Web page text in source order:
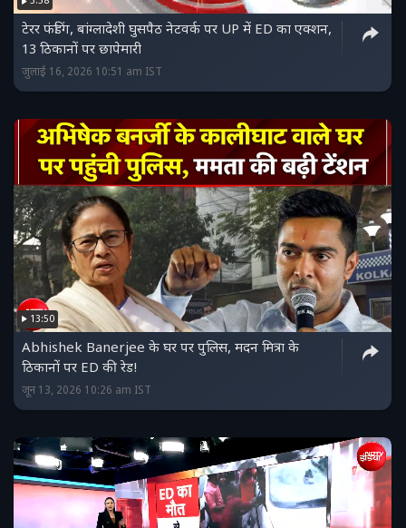
टेरर फंडिंग, बांग्लादेशी घुसपैठ नेटवर्क पर UP में ED का एक्‍शन,
13 ठिकानों पर छापेमारी
जुलाई 16, 2026 10:51 am IST
13:50
Abhishek Banerjee के घर पर पुलिस, मदन मित्रा के
ठिकानों पर ED की रेड!
जून 13, 2026 10:26 am IST